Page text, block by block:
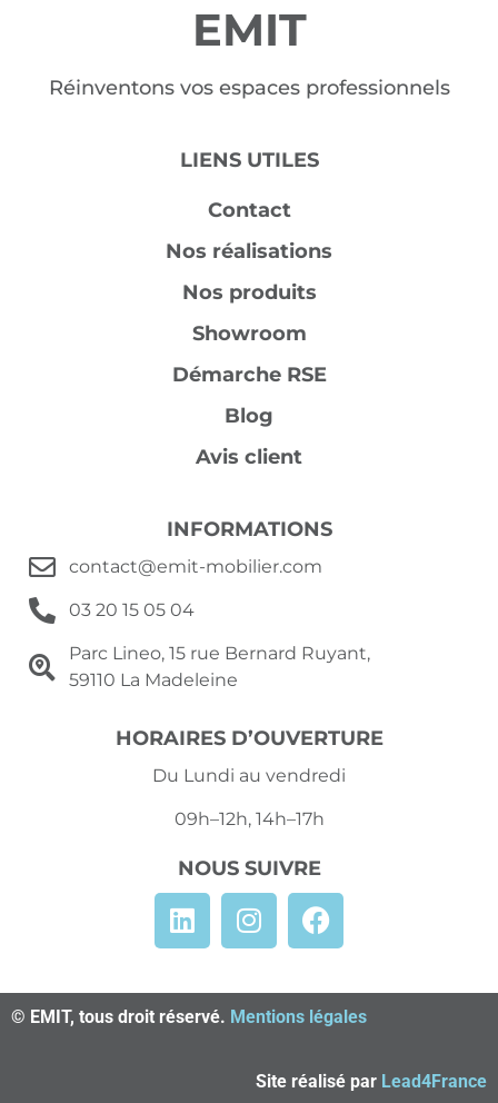
EMIT
Réinventons vos espaces professionnels
LIENS UTILES
Contact
Nos réalisations
Nos produits
Showroom
Démarche RSE
Blog
Avis client
INFORMATIONS
contact@emit-mobilier.com
03 20 15 05 04
Parc Lineo, 15 rue Bernard Ruyant,
59110 La Madeleine
HORAIRES D’OUVERTURE
Du Lundi au vendredi
09h–12h, 14h–17h
NOUS SUIVRE
© EMIT, tous droit réservé. Mentions légales
Site réalisé par Lead4France